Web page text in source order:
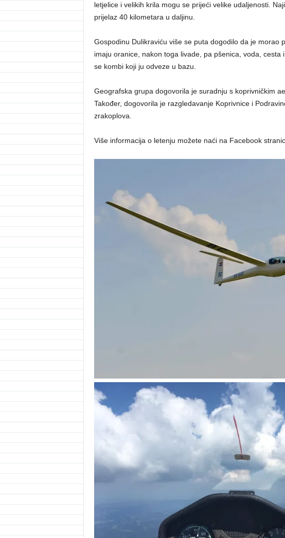
letjelice i velikih krila mogu se prijeći velike udaljenosti.
prijelaz 40 kilometara u daljinu.
Gospodinu Dulikraviću više se puta dogodilo da je morao
imaju oranice, nakon toga livade, pa pšenica, voda,
se kombi koji ju odveze u bazu.
Geografska grupa dogovorila je suradnju s koprivničkim
Također, dogovorila je razgledavanje Koprivnice i
zrakoplova.
Više informacija o letenju možete naći na Facebook